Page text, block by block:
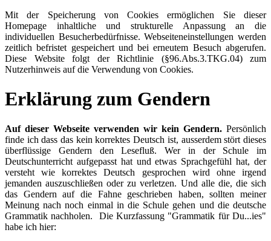
Mit der Speicherung von Cookies ermöglichen Sie dieser
Homepage inhaltliche und strukturelle Anpassung an die
individuellen Besucherbedürfnisse. Webseiteneinstellungen werden
zeitlich befristet gespeichert und bei erneutem Besuch abgerufen.
Diese Website folgt der Richtlinie (§96.Abs.3.TKG.04) zum
Nutzerhinweis auf die Verwendung von Cookies.
Erklärung zum Gendern
Auf dieser Webseite verwenden wir kein Gendern. Persönlich
finde ich dass das kein korrektes Deutsch ist, ausserdem stört dieses
überflüssige Gendern den Lesefluß. Wer in der Schule im
Deutschunterricht aufgepasst hat und etwas Sprachgefühl hat, der
versteht wie korrektes Deutsch gesprochen wird ohne irgend
jemanden auszuschließen oder zu verletzen. Und alle die, die sich
das Gendern auf die Fahne geschrieben haben, sollten meiner
Meinung nach noch einmal in die Schule gehen und die deutsche
Grammatik nachholen. Die Kurzfassung "Grammatik für Du...ies"
habe ich hier: